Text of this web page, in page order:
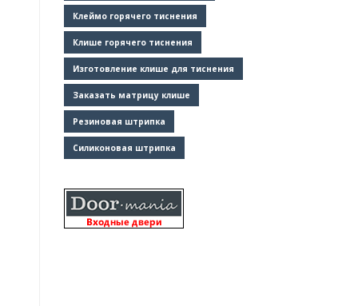
Клеймо горячего тиснения
Клише горячего тиснения
Изготовление клише для тиснения
Заказать матрицу клише
Резиновая штрипка
Силиконовая штрипка